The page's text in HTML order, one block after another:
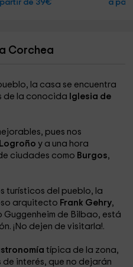
de 39€ a
Corchea
la casa se encuentra
de la conocida Iglesia de
pues nos
Logroño y a una hora
ciudades como Burgos,
turísticos del pueblo, la
arquitecto Frank Gehry,
de Bilbao, está
¡No dejen de visitarla!.
típica de la zona,
de interés, que no dejarán